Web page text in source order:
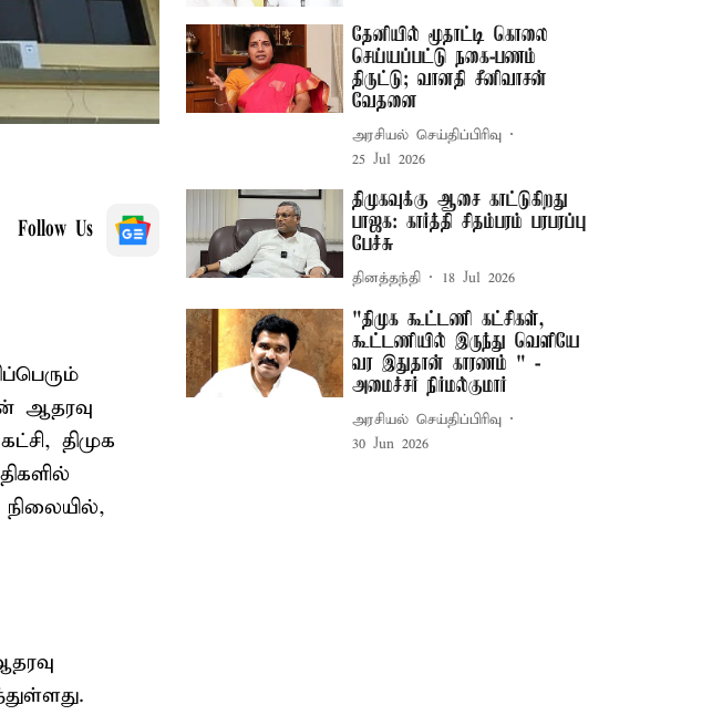
Follow Us
ஆதரவு
திமுக
தேனியில் மூதாட்டி கொலை
செய்யப்பட்டு நகை-பணம்
திருட்டு; வானதி சீனிவாசன்
வேதனை
அரசியல் செய்திப்பிரிவு
25 Jul 2026
திமுகவுக்கு ஆசை காட்டுகிறது
பாஜக: கார்த்தி சிதம்பரம் பரபரப்பு
பேச்சு
தினத்தந்தி 18 Jul 2026
"திமுக கூட்டணி கட்சிகள்,
கூட்டணியில் இருந்து வெளியே
வர இதுதான் காரணம் " -
அமைச்சர் நிர்மல்குமார்
அரசியல் செய்திப்பிரிவு
30 Jun 2026